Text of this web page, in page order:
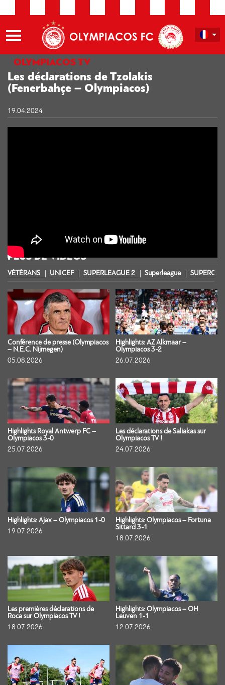
OLYMPIACOS TV
Les déclarations de Tzolakis
(Fenerbahçe – Olympiacos)
19.04.2024
PLUS DE VIDÉOS
VÉTÉRANS UNICEF SUPERLEAGUE 2 Superleague
Conférence de presse (Olympiacos
– N.E.C. Nijmegen)
05.08.2026
Highlights: AZ Alkmaar –
Olympiacos 3-2
26.07.2026
Highlights Royal Antwerp FC –
Olympiacos 3-0
25.07.2026
Les déclarations de Saliakas sur
Olympiacos TV !
24.07.2026
Highlights: Ajax – Olympiacos 1-0
19.07.2026
Highlights: Olympiacos – Fortuna
Sittard 3-1
18.07.2026
Les premières déclarations de
Roca sur Olympiacos TV !
18.07.2026
Highlights: Olympiacos – OH
Leuven 1-1
12.07.2026